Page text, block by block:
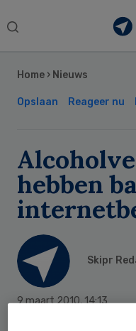
Search
Home › Nieuws
Opslaan Reageer nu
hebben
Skipr
9 maart 2010,14:13
Sidebar